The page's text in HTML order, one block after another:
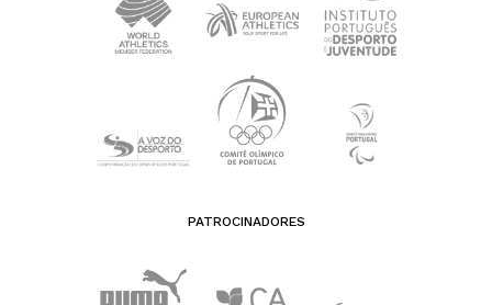
PATROCINADORES